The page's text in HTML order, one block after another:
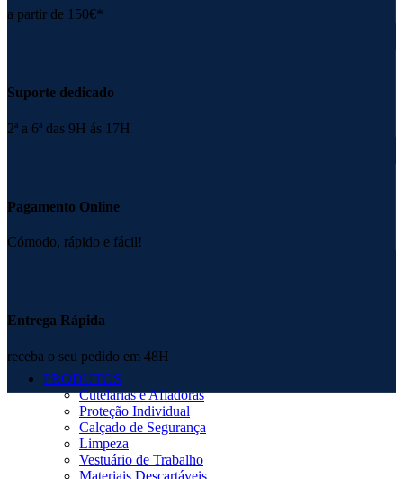
a partir de 150€*
Suporte dedicado
2ª a 6ª das 9H ás 17H
Pagamento Online
Cómodo, rápido e fácil!
Entrega Rápida
receba o seu pedido em 48H
PRODUTOS
Cutelarias e Afiadoras
Proteção Individual
Calçado de Segurança
Limpeza
Vestuário de Trabalho
Materiais Descartáveis